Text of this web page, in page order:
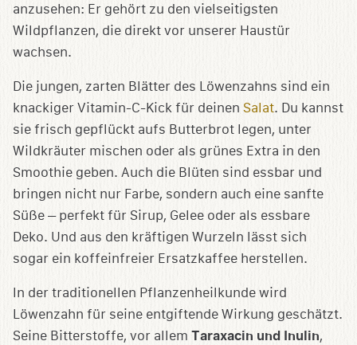
anzusehen: Er gehört zu den vielseitigsten
Wildpflanzen, die direkt vor unserer Haustür
wachsen.
Die jungen, zarten Blätter des Löwenzahns sind ein
knackiger Vitamin-C-Kick für deinen Salat. Du kannst
sie frisch gepflückt aufs Butterbrot legen, unter
Wildkräuter mischen oder als grünes Extra in den
Smoothie geben. Auch die Blüten sind essbar und
bringen nicht nur Farbe, sondern auch eine sanfte
Süße – perfekt für Sirup, Gelee oder als essbare
Deko. Und aus den kräftigen Wurzeln lässt sich
sogar ein koffeinfreier Ersatzkaffee herstellen.
In der traditionellen Pflanzenheilkunde wird
Löwenzahn für seine entgiftende Wirkung geschätzt.
Seine Bitterstoffe, vor allem Taraxacin und Inulin,